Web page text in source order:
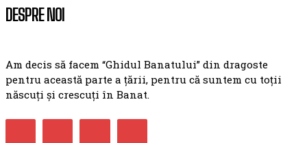
DESPRE NOI
Am decis să facem “Ghidul Banatului” din dragoste
pentru această parte a țării, pentru că suntem cu toții
născuți și crescuți în Banat.